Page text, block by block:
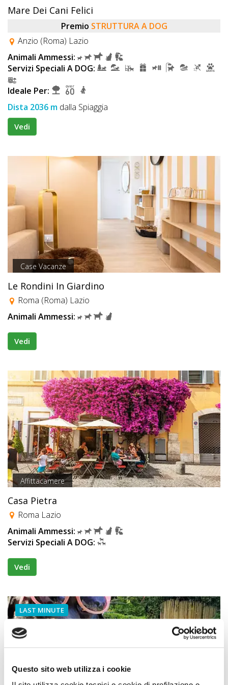
Questo sito web utilizza i cookie
Mare Dei Cani Felici
Premio STRUTTURA A DOG
Anzio (Roma) Lazio
Animali Ammessi:
Servizi Speciali A DOG:
Ideale Per:
Dista 2036 m dalla Spiaggia
Vedi
Case Vacanze
Le Rondini In Giardino
Roma (Roma) Lazio
Animali Ammessi:
Vedi
Affittacamere
Casa Pietra
Roma Lazio
Animali Ammessi:
Servizi Speciali A DOG:
Vedi
LAST MINUTE